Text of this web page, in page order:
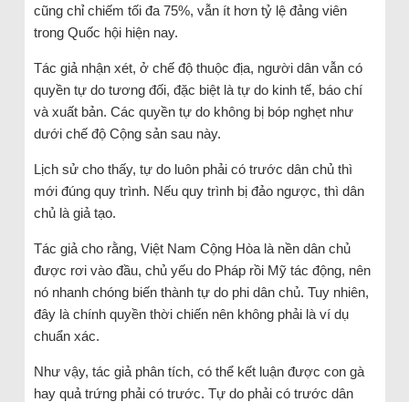
cũng chỉ chiếm tối đa 75%, vẫn ít hơn tỷ lệ đảng viên
trong Quốc hội hiện nay.
Tác giả nhận xét, ở chế độ thuộc địa, người dân vẫn có
quyền tự do tương đối, đặc biệt là tự do kinh tế, báo chí
và xuất bản. Các quyền tự do không bị bóp nghẹt như
dưới chế độ Cộng sản sau này.
Lịch sử cho thấy, tự do luôn phải có trước dân chủ thì
mới đúng quy trình. Nếu quy trình bị đảo ngược, thì dân
chủ là giả tạo.
Tác giả cho rằng, Việt Nam Cộng Hòa là nền dân chủ
được rơi vào đầu, chủ yếu do Pháp rồi Mỹ tác động, nên
nó nhanh chóng biến thành tự do phi dân chủ. Tuy nhiên,
đây là chính quyền thời chiến nên không phải là ví dụ
chuẩn xác.
Như vậy, tác giả phân tích, có thể kết luận được con gà
hay quả trứng phải có trước. Tự do phải có trước dân